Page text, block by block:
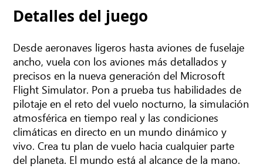
Detalles del juego
Desde aeronaves ligeros hasta aviones de fuselaje
ancho, vuela con los aviones más detallados y
precisos en la nueva generación del Microsoft
Flight Simulator. Pon a prueba tus habilidades de
pilotaje en el reto del vuelo nocturno, la simulación
atmosférica en tiempo real y las condiciones
climáticas en directo en un mundo dinámico y
vivo. Crea tu plan de vuelo hacia cualquier parte
del planeta. El mundo está al alcance de la mano.